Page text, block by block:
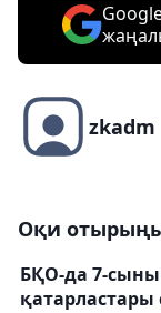
zkadm
Оқи
БҚО-да 7-